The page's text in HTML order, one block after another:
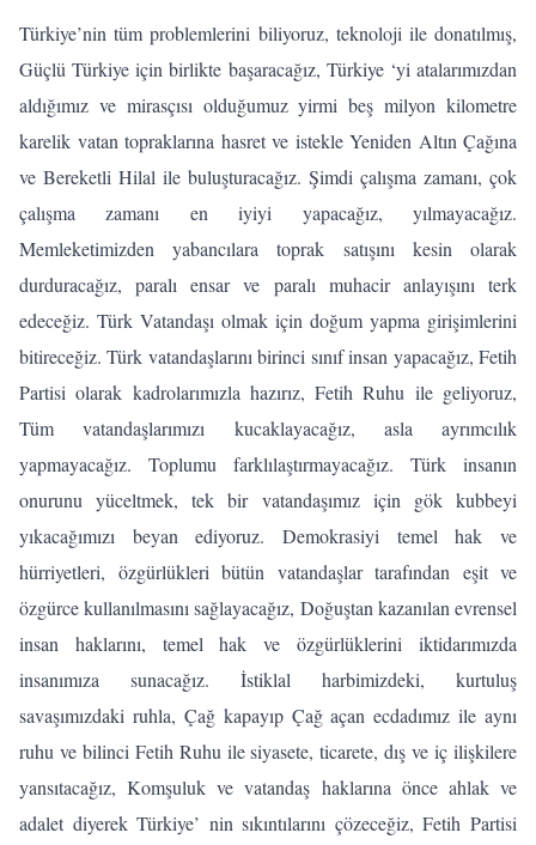
Türkiye’nin tüm problemlerini biliyoruz, teknoloji ile donatılmış,
Güçlü Türkiye için birlikte başaracağız, Türkiye ‘yi atalarımızdan
aldığımız ve mirasçısı olduğumuz yirmi beş milyon kilometre
karelik vatan topraklarına hasret ve istekle Yeniden Altın Çağına
ve Bereketli Hilal ile buluşturacağız. Şimdi çalışma zamanı, çok
çalışma zamanı en iyiyi yapacağız, yılmayacağız.
Memleketimizden yabancılara toprak satışını kesin olarak
durduracağız, paralı ensar ve paralı muhacir anlayışını terk
edeceğiz. Türk Vatandaşı olmak için doğum yapma girişimlerini
bitireceğiz. Türk vatandaşlarını birinci sınıf insan yapacağız, Fetih
Partisi olarak kadrolarımızla hazırız, Fetih Ruhu ile geliyoruz,
Tüm vatandaşlarımızı kucaklayacağız, asla ayrımcılık
yapmayacağız. Toplumu farklılaştırmayacağız. Türk insanın
onurunu yüceltmek, tek bir vatandaşımız için gök kubbeyi
yıkacağımızı beyan ediyoruz. Demokrasiyi temel hak ve
hürriyetleri, özgürlükleri bütün vatandaşlar tarafından eşit ve
özgürce kullanılmasını sağlayacağız, Doğuştan kazanılan evrensel
insan haklarını, temel hak ve özgürlüklerini iktidarımızda
insanımıza sunacağız. İstiklal harbimizdeki, kurtuluş
savaşımızdaki ruhla, Çağ kapayıp Çağ açan ecdadımız ile aynı
ruhu ve bilinci Fetih Ruhu ile siyasete, ticarete, dış ve iç ilişkilere
yansıtacağız, Komşuluk ve vatandaş haklarına önce ahlak ve
adalet diyerek Türkiye’ nin sıkıntılarını çözeceğiz, Fetih Partisi